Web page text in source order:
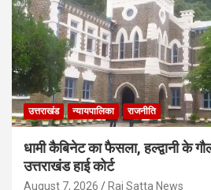
उत्तराखंड न्यायपालिका राजनीति
धामी कैबिनेट का फैसला, हल्द्वानी के
उत्तराखंड हाई कोर्ट
August 7, 2026 Raj Satta News